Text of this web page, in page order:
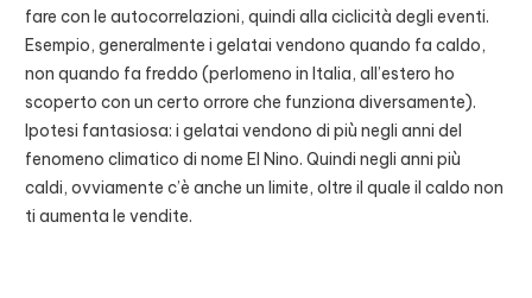
fare con le autocorrelazioni, quindi alla ciclicità degli eventi.
Esempio, generalmente i gelatai vendono quando fa caldo,
non quando fa freddo (perlomeno in Italia, all’estero ho
scoperto con un certo orrore che funziona diversamente).
Ipotesi fantasiosa: i gelatai vendono di più negli anni del
fenomeno climatico di nome El Nino. Quindi negli anni più
caldi, ovviamente c’è anche un limite, oltre il quale il caldo non
ti aumenta le vendite.